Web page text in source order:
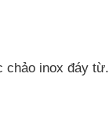
chảo inox đáy từ.